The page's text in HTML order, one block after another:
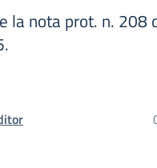
la nota prot. n. 208